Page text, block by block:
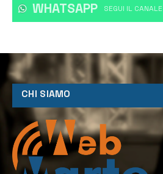
WHATSAPP ‎SEGUI IL CANALE
CHI SIAMO